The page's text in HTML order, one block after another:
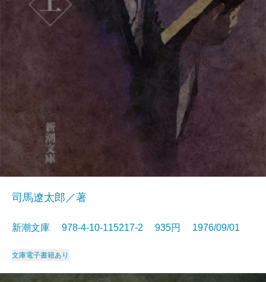
司馬遼太郎／著
新潮文庫 978-4-10-115217-2 935円 1976/09/01
文庫電子書籍あり